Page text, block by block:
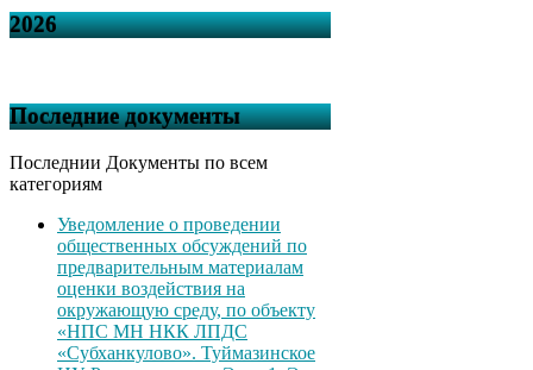
2026
Последние документы
Последнии Документы по всем
категориям
Уведомление о проведении
общественных обсуждений по
предварительным материалам
оценки воздействия на
окружающую среду, по объекту
«НПС МН НКК ЛПДС
«Субханкулово». Туймазинское